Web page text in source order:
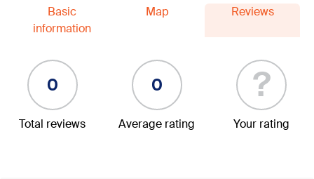
Basic
information
Map Reviews
0
Total reviews
0
Average rating
?
Your rating